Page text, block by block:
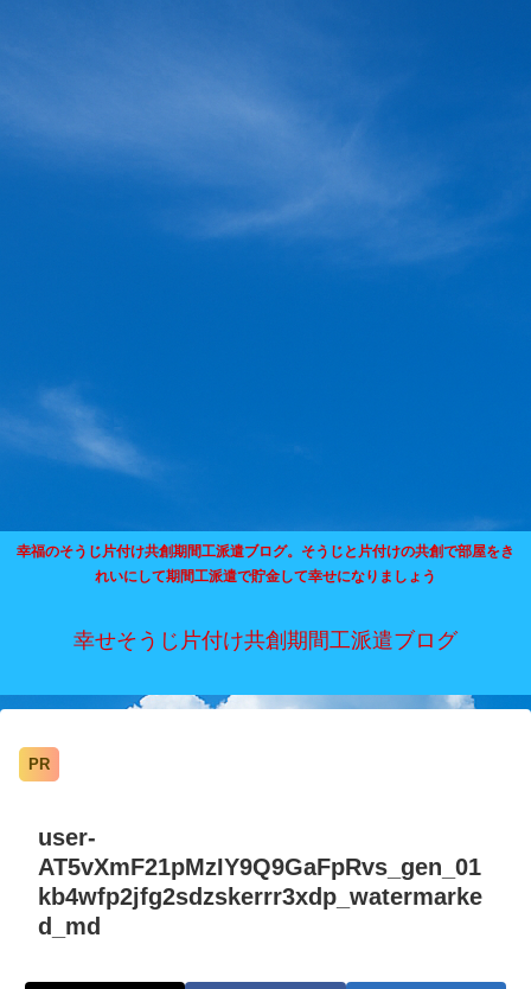
幸福のそうじ片付け共創期間工派遣ブログ。そうじと片付けの共創で部屋をき
れいにして期間工派遣で貯金して幸せになりましょう
幸せそうじ片付け共創期間工派遣ブログ
PR
user-
AT5vXmF21pMzIY9Q9GaFpRvs_gen_01
kb4wfp2jfg2sdzskerrr3xdp_watermarke
d_md